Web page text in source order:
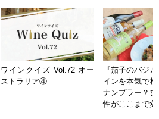
ワインクイズ Vol.72 オー
ストラリア④
『茄子のバジ
インを本気で
ナンプラー？
性がここまで